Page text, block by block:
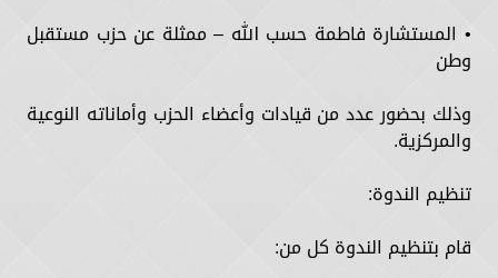
• المستشارة فاطمة حسب الله – ممثلة عن حزب مستقبل
وطن
وذلك بحضور عدد من قيادات وأعضاء الحزب وأماناته النوعية
والمركزية.
تنظيم الندوة:
قام بتنظيم الندوة كل من: